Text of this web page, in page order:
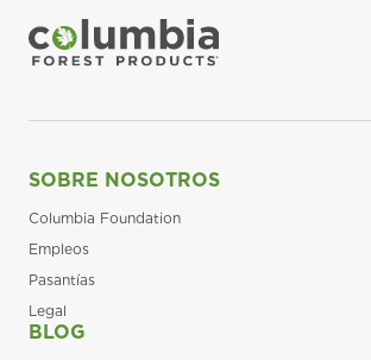
SOBRE NOSOTROS
Columbia Foundation
Empleos
Pasantías
Legal
BLOG